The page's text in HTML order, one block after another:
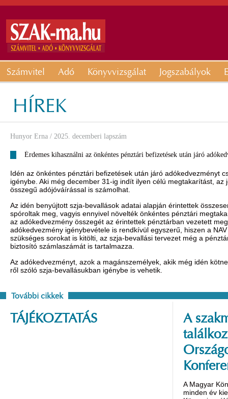
Számvitel Adó Könyvvizsgálat Jogszabályok
HÍREK
Hunyor Erna / 2025. decemberi lapszám
Érdemes kihasználni az önkéntes pénztári befizetések után járó
Idén az önkéntes pénztári befizetések után járó adókedvezményt
igénybe. Aki még december 31-ig indít ilyen célú megtakarítást, az
összegű adójóváírással is számolhat.
Az idén benyújtott szja-bevallások adatai alapján érintettek
spóroltak meg, vagyis ennyivel növelték önkéntes pénztári
az adókedvezmény összegét az érintettek pénztárban vezetett
adókedvezmény igénybevétele is rendkívül egyszerű, hiszen a
szükséges sorokat is kitölti, az szja-bevallási tervezet még a
biztosító számlaszámát is tartalmazza.
Az adókedvezményt, azok a magánszemélyek, akik még idén
ről szóló szja-bevallásukban igénybe is vehetik.
További cikkek
TÁJÉKOZTATÁS
A
A Magyar
minden év